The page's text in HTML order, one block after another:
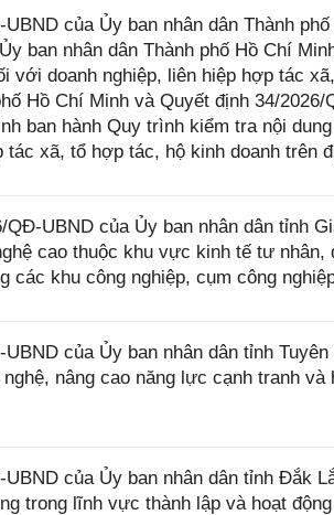
của Ủy ban nhân dân Thành
ban nhân dân Thành phố Hồ Chí
với doanh nghiệp, liên hiệp hợp tác
Hồ Chí Minh và Quyết định 34/
ban hành Quy trình kiểm tra nội
xã, tổ hợp tác, hộ kinh doanh trên
QĐ-UBND của Ủy ban nhân dân tỉnh
cao thuộc khu vực kinh tế tư
các khu công nghiệp, cụm công
của Ủy ban nhân dân tỉnh
nâng cao năng lực cạnh tranh
của Ủy ban nhân dân tỉnh Đắk
trong lĩnh vực thành lập và hoạt